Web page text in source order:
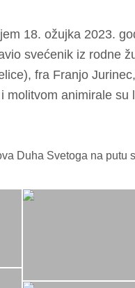
18. ožujka 2023.
svećenik iz rodne
fra Franjo
animirale
Duha Svetoga na putu